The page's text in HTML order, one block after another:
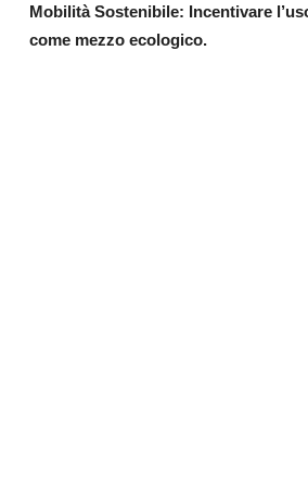
Mobilità Sostenibile: Incentivare
come mezzo ecologico.